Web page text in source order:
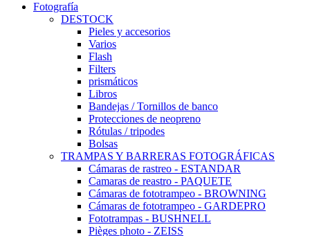
Fotografía
DESTOCK
Pieles y accesorios
Varios
Flash
Filters
prismáticos
Libros
Bandejas / Tornillos de banco
Protecciones de neopreno
Rótulas / tripodes
Bolsas
TRAMPAS Y BARRERAS FOTOGRÁFICAS
Cámaras de rastreo - ESTANDAR
Camaras de reastro - PAQUETE
Cámaras de fototrampeo - BROWNING
Cámaras de fototrampeo - GARDEPRO
Fototrampas - BUSHNELL
Pièges photo - ZEISS